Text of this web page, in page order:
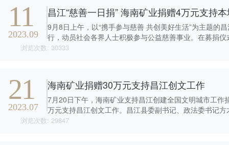
由复星集团与海南海钢集
团共同出资成立，2014年
在上海证券交易所挂牌上
市（股票代码：
海南矿业成立于2007年，
由复星集团与海南海钢集
团共同出资成立，2014年
在上海证券交易所挂牌上
我们深入践行"根植海南，
面向全球，绿色发展，持
续成长"的发展理念，积极
响应"双碳"目标行动，切实
探索更多 
我们深入践行"根植海南，
面向全球，绿色发展，持
续成长"的发展理念，积极
及时回应资本市场及投资
者的关切问题，增进投资
者对企业价值及经营理念
的认同感，努力构建和谐
11
2023.09
昌江“慈善一日捐” 海南矿业捐赠4万元支持
9月8日上午，以“携手参与慈善 共创美好生活”为主题的
行，动员社会各界人士积极参与公益慈善事业。在募捐
活动...
浏览次数: 30333
21
2023.07
海南矿业捐赠30万元支持昌江创文工作
7月20日下午，海南矿业支持昌江创建全国文明城市工
万元支持昌江创文工作。昌江县委副书记、政法委书记
委常委、...
浏览次数: 29847